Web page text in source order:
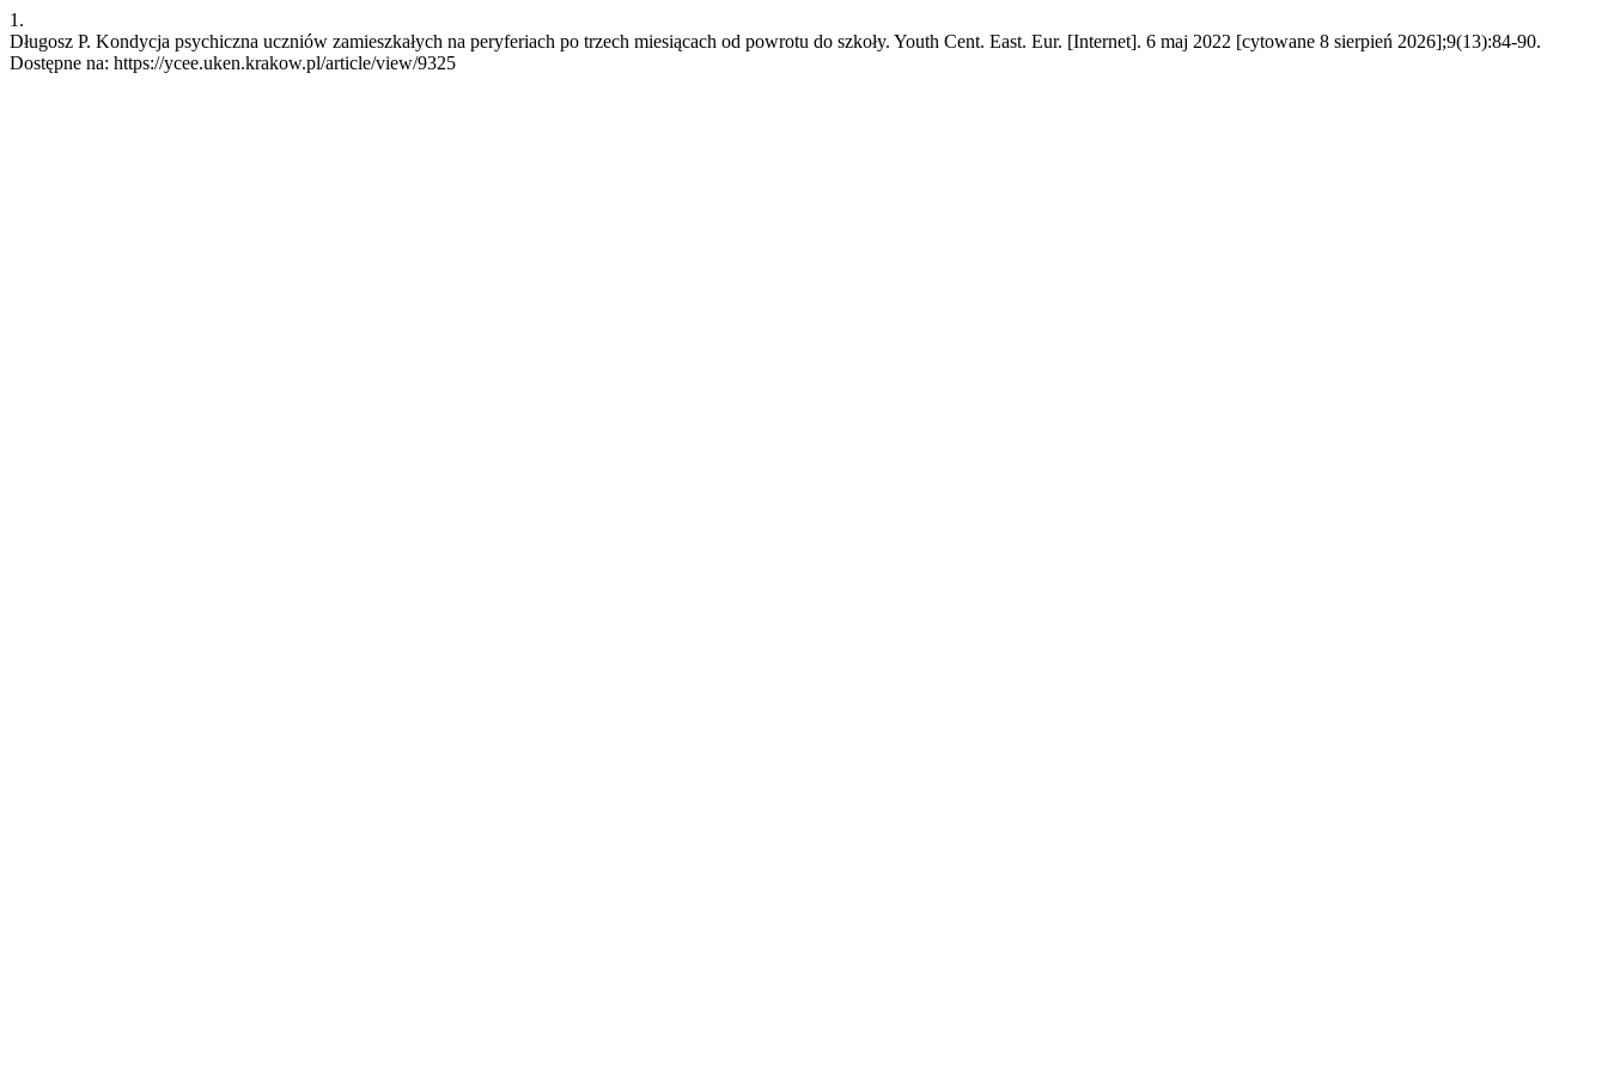
1.
Długosz P. Kondycja psychiczna uczniów zamieszkałych na peryferiach po trzech miesiącach od powrotu do szkoły. Youth Cent. East. Eur. [Internet]. 6 maj 2022 [cytowane 8 sierpień 2026];9(13):84-90.
Dostępne na: https://ycee.uken.krakow.pl/article/view/9325